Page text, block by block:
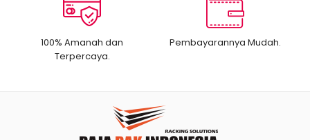
100% Amanah dan
Terpercaya.
Pembayarannya Mudah.